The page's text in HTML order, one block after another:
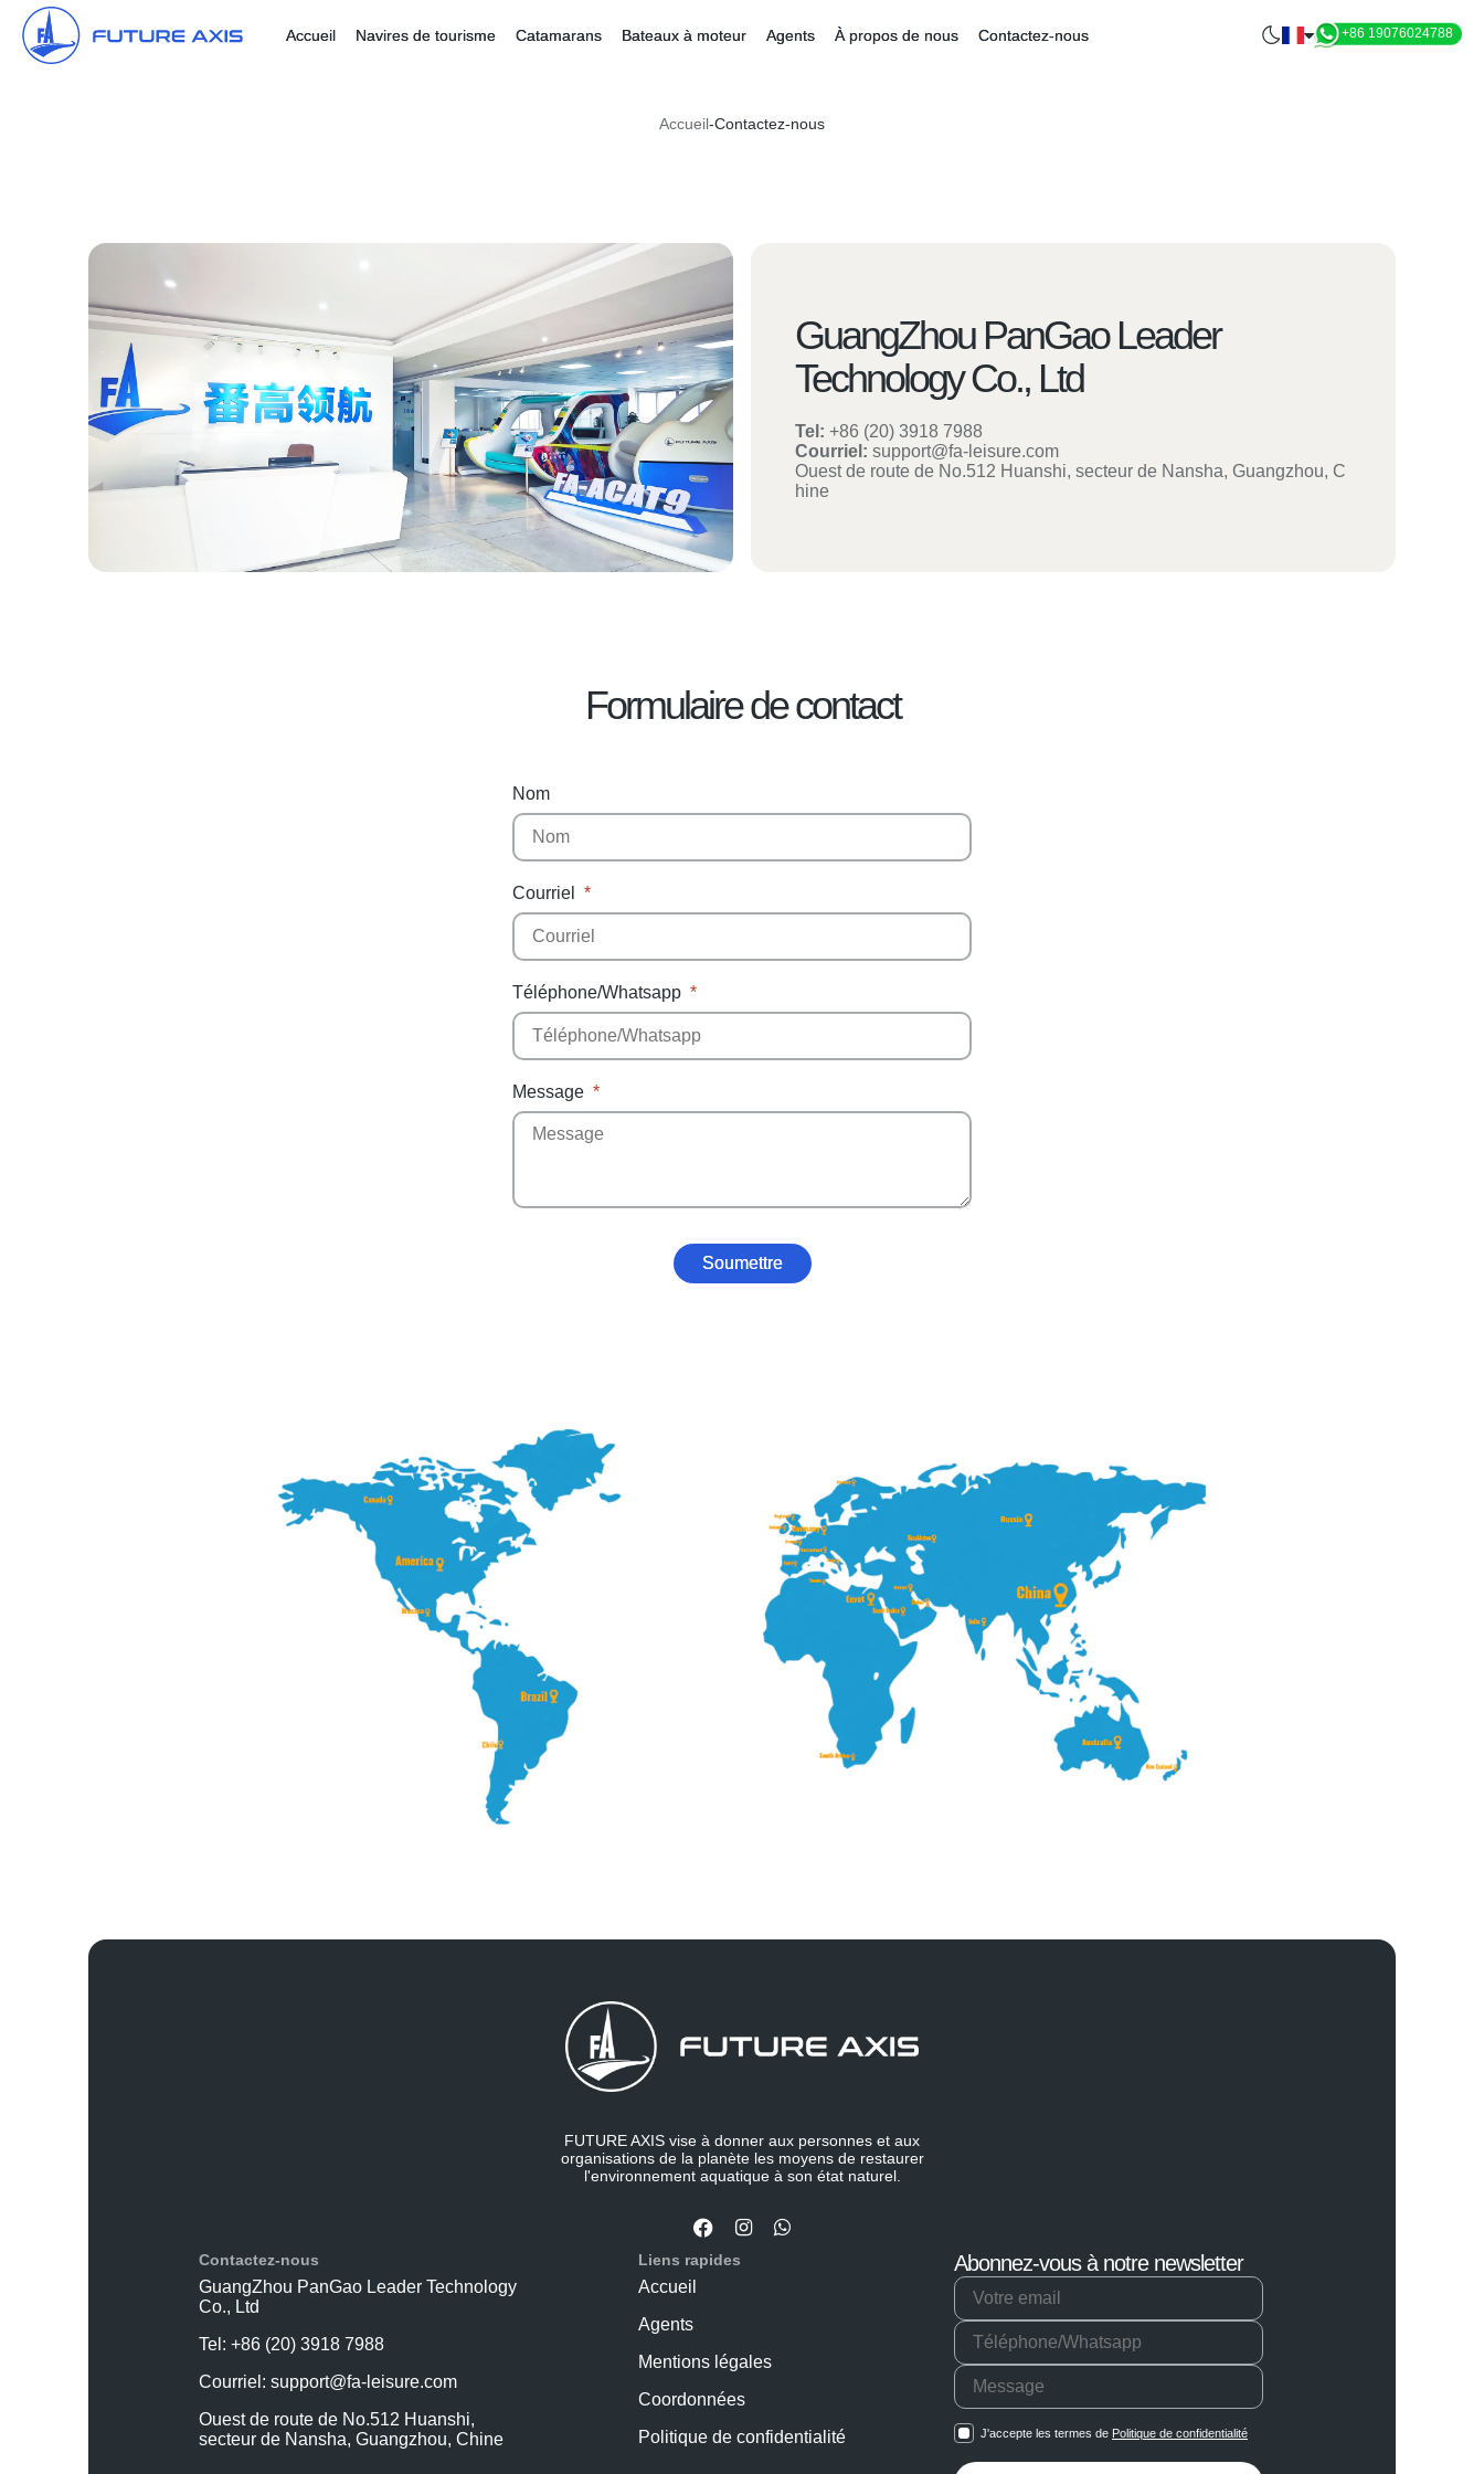
Accueil Navires de tourisme Catamarans Bateaux à moteur Agents À propos de nous Contactez-nous +86 19076024788
Accueil-Contactez-nous
GuangZhou PanGao Leader
Technology Co., Ltd
Tel: +86 (20) 3918 7988
Courriel: support@fa-leisure.com
Ouest de route de No.512 Huanshi, secteur de Nansha, Guangzhou, C
hine
Formulaire de contact
Nom
Courriel
Téléphone/Whatsapp
Message
Soumettre
FUTURE AXIS vise à donner aux personnes et aux
organisations de la planète les moyens de restaurer
l'environnement aquatique à son état naturel.
Contactez-nous
GuangZhou PanGao Leader Technology
Co., Ltd
Tel: +86 (20) 3918 7988
Courriel: support@fa-leisure.com
Ouest de route de No.512 Huanshi,
secteur de Nansha, Guangzhou, Chine
Liens rapides
Accueil
Agents
Mentions légales
Coordonnées
Politique de confidentialité
Abonnez-vous à notre newsletter
J'accepte les termes de Politique de confidentialité